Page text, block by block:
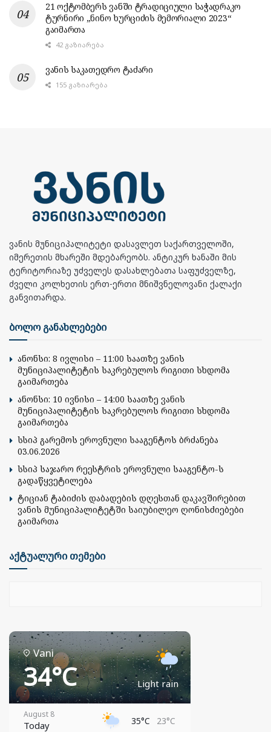
21 ოქტომბერს ვანში ტრადიციული საჭადრაკო
ტურნირი „ნინო ხურციძის მემორიალი 2023“
გაიმართა
42 ᲒᲐᲖᲘᲐᲠᲔᲑᲐ
ვანის საკათედრო ტაძარი
155 ᲒᲐᲖᲘᲐᲠᲔᲑᲐ
ვანის მუნიციპალიტეტი დასავლეთ საქართველოში,
იმერეთის მხარეში მდებარეობს. ანტიკურ ხანაში მის
ტერიტორიაზე უძველეს დასახლებათა საფუძველზე,
ძველი კოლხეთის ერთ-ერთი მნიშვნელოვანი ქალაქი
განვითარდა.
ბოლო განახლებები
ანონსი: 8 ივლისი – 11:00 საათზე ვანის
მუნიციპალიტეტის საკრებულოს რიგითი სხდომა
გაიმართება
ანონსი: 10 ივნისი – 14:00 საათზე ვანის
მუნიციპალიტეტის საკრებულოს რიგითი სხდომა
გაიმართება
სსიპ გარემოს ეროვნული სააგენტოს ბრძანება
03.06.2026
სსიპ საჯარო რეესტრის ეროვნული სააგენტო-ს
გადაწყვეტილება
ტიციან ტაბიძის დაბადების დღესთან დაკავშირებით
ვანის მუნიციპალიტეტში საიუბილეო ღონისძიებები
გაიმართა
აქტუალური თემები
Vani
34°C Light rain
August 8
Today 35°C 23°C